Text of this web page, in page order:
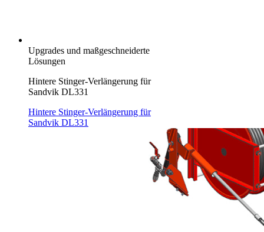
Upgrades und maßgeschneiderte
Lösungen
Hintere Stinger-Verlängerung für
Sandvik DL331
Hintere Stinger-Verlängerung für
Sandvik DL331